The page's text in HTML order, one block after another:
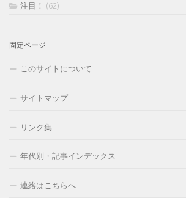
注目！
(62)
固定ページ
このサイトについて
サイトマップ
リンク集
年代別・記事インデックス
連絡はこちらへ